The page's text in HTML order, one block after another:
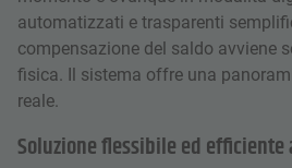
automatizzati e trasparenti
compensazione del saldo avviene
fisica. Il sistema offre una
reale.
Soluzione flessibile ed